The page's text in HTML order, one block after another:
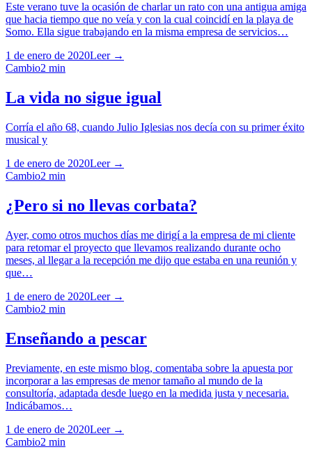
Este verano tuve la ocasión de charlar un rato con una antigua amiga
que hacia tiempo que no veía y con la cual coincidí en la playa de
Somo. Ella sigue trabajando en la misma empresa de servicios…
1 de enero de 2020Leer →
Cambio2 min
La vida no sigue igual
Corría el año 68, cuando Julio Iglesias nos decía con su primer éxito
musical y
1 de enero de 2020Leer →
Cambio2 min
¿Pero si no llevas corbata?
Ayer, como otros muchos días me dirigí a la empresa de mi cliente
para retomar el proyecto que llevamos realizando durante ocho
meses, al llegar a la recepción me dijo que estaba en una reunión y
que…
1 de enero de 2020Leer →
Cambio2 min
Enseñando a pescar
Previamente, en este mismo blog, comentaba sobre la apuesta por
incorporar a las empresas de menor tamaño al mundo de la
consultoría, adaptada desde luego en la medida justa y necesaria.
Indicábamos…
1 de enero de 2020Leer →
Cambio2 min